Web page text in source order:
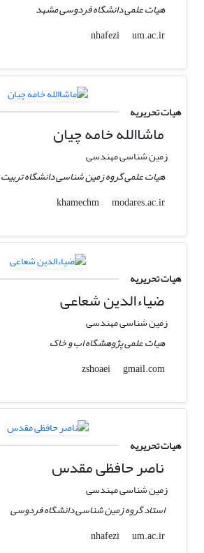
هیات علمی دانشگاه فردوسی مشهد
nhafezi
um.ac.ir
هیات تحریریه
ماشاالله خامه چیان
زمین شناسی مهندسی
هیات علمی گروه زمین شناسی دانشگاه
khamechm
modares.ac.ir
هیات تحریریه
ضیاءالدین شعاعی
زمین شناسی مهندسی
هیات علمی پژوهشگاه اب و خاک
zshoaei
gmail.com
هیات تحریریه
ناصر حافظی مقدس
زمین شناسی مهندسی
استاد گروه زمین شناسی دانشگاه فردوسی
nhafezi
um.ac.ir